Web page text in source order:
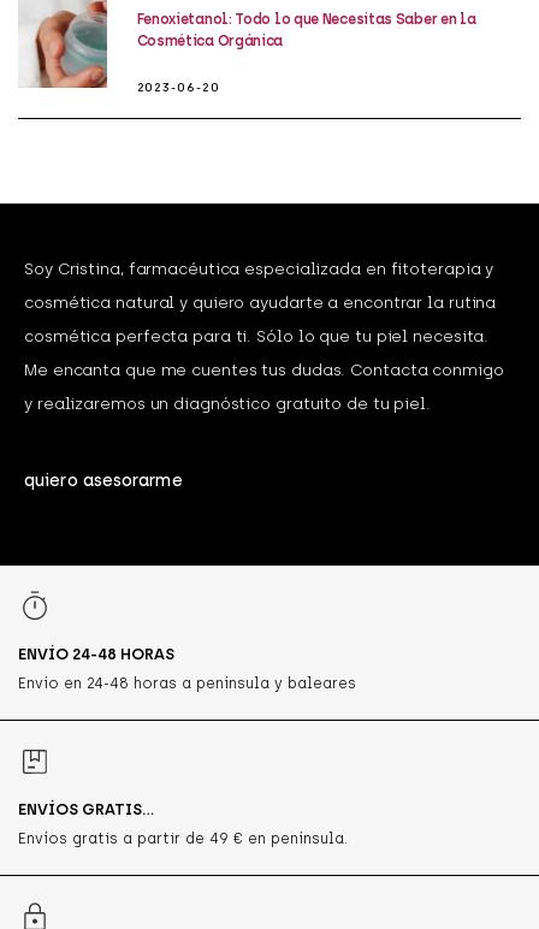
Fenoxietanol: Todo lo que Necesitas Saber en la
Cosmética Orgánica
2023-06-20
Soy Cristina, farmacéutica especializada en fitoterapia y
cosmética natural y quiero ayudarte a encontrar la rutina
cosmética perfecta para ti. Sólo lo que tu piel necesita.
Me encanta que me cuentes tus dudas. Contacta conmigo
y realizaremos un diagnóstico gratuito de tu piel.
quiero asesorarme
ENVÍO 24-48 HORAS
Envío en 24-48 horas a península y baleares
ENVÍOS GRATIS...
Envíos gratis a partir de 49 € en península.